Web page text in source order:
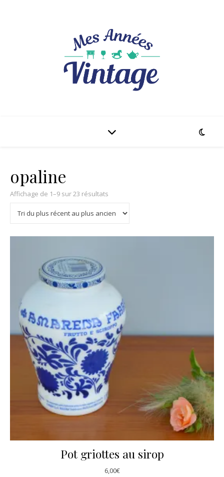
opaline
Affichage de 1–9 sur 23 résultats
Pot griottes au sirop
6,00€